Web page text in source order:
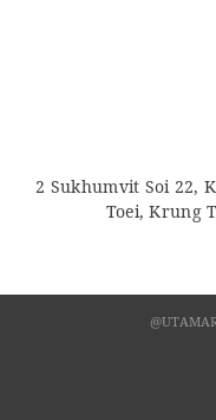
2 Sukhumvit Soi 22,
Toei, Krung